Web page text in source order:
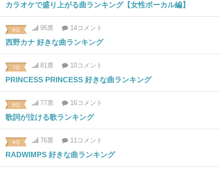
カラオケで盛り上がる曲ランキング【女性ボーカル編】
6位 95票 14コメント
西野カナ 好きな曲ランキング
7位 81票 10コメント
PRINCESS PRINCESS 好きな曲ランキング
8位 77票 16コメント
歌詞が泣ける歌ランキング
9位 76票 11コメント
RADWIMPS 好きな曲ランキング